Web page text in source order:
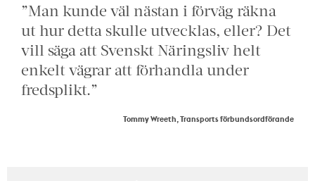
”Man kunde väl nästan i förväg räkna
ut hur detta skulle utvecklas, eller? Det
vill säga att Svenskt Näringsliv helt
enkelt vägrar att förhandla under
fredsplikt.”
Tommy Wreeth, Transports förbundsordförande